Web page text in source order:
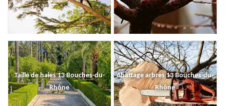
Taille de haies 13 Bouches-du-
Rhône
Abattage arbres 13 Bouches-du-
Rhône